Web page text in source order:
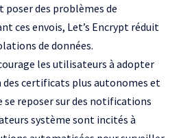
poser des problèmes de
ces envois, Let’s Encrypt réduit
de données.
les utilisateurs à adopter
des certificats plus autonomes et
se reposer sur des notifications
système sont incités à